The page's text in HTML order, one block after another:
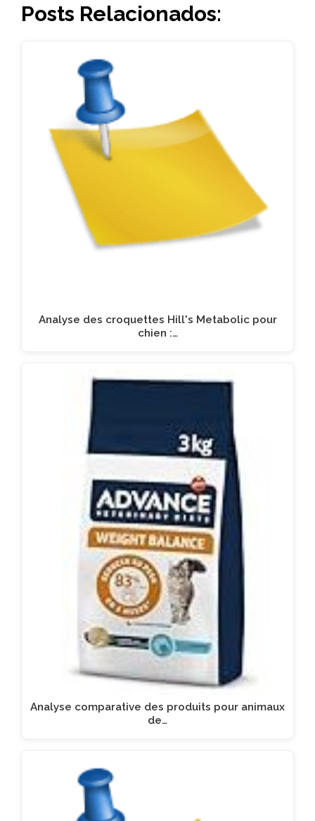
Posts Relacionados:
Analyse des croquettes Hill's Metabolic pour
chien :…
Analyse comparative des produits pour animaux
de…